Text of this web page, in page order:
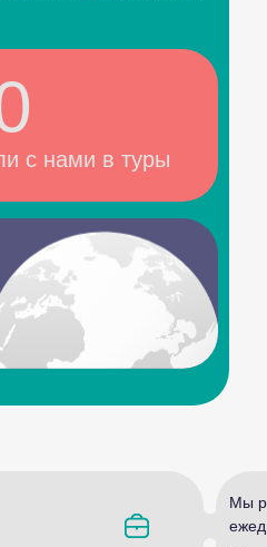
с нами в туры
Мы